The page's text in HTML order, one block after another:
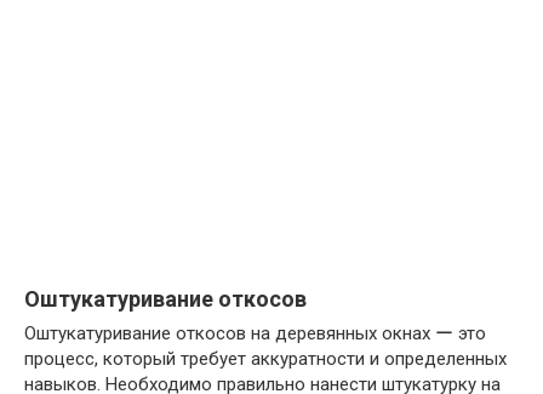
Оштукатуривание откосов
Оштукатуривание откосов на деревянных окнах ー это
процесс, который требует аккуратности и определенных
навыков. Необходимо правильно нанести штукатурку на